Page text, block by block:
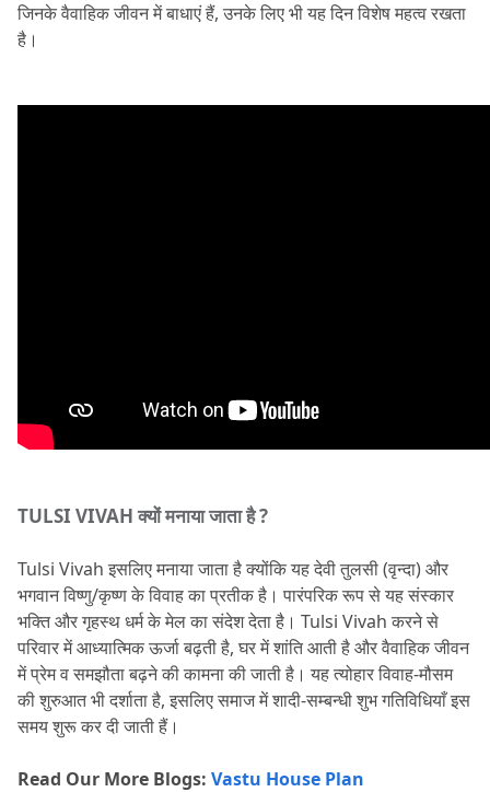
जिनके वैवाहिक जीवन में बाधाएं हैं, उनके लिए भी यह दिन विशेष महत्व रखता
है।
TULSI VIVAH क्यों मनाया जाता है ?
Tulsi Vivah इसलिए मनाया जाता है क्योंकि यह देवी तुलसी (वृन्दा) और
भगवान विष्णु/कृष्ण के विवाह का प्रतीक है। पारंपरिक रूप से यह संस्कार
भक्ति और गृहस्थ धर्म के मेल का संदेश देता है। Tulsi Vivah करने से
परिवार में आध्यात्मिक ऊर्जा बढ़ती है, घर में शांति आती है और वैवाहिक जीवन
में प्रेम व समझौता बढ़ने की कामना की जाती है। यह त्योहार विवाह-मौसम
की शुरुआत भी दर्शाता है, इसलिए समाज में शादी-सम्बन्धी शुभ गतिविधियाँ इस
समय शुरू कर दी जाती हैं।
Read Our More Blogs: Vastu House Plan